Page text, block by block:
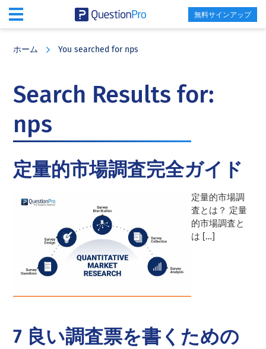
無料サインアップ
ホーム You searched for nps
Search Results for:
nps
定量的市場調査完全ガイド
定量的市場調
査とは？ 定量
的市場調査と
は […]
7 良い調査票を書くための